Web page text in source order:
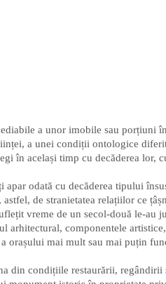
a unor imobile sau porțiuni
a unei condiții ontologice
în același timp cu decăderea lor,
apar odată cu decăderea tipului
de stranietatea relațiilor ce
vreme de un secol-două le-au
arhitectural, componentele
orașului mai mult sau mai puțin
din condițiile restaurării,